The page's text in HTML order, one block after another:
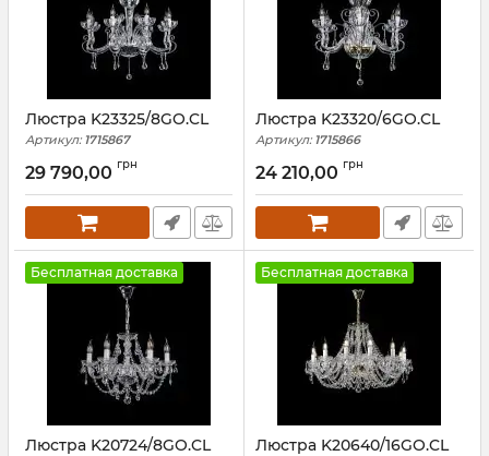
Люстра K23325/8GO.CL
Артикул:1715867
29 790,00 грн
Люстра K23320/6GO.CL
Артикул:1715866
24 210,00 грн
Бесплатная доставка
Люстра K20724/8GO.CL
Бесплатная доставка
Люстра K20640/16GO.CL